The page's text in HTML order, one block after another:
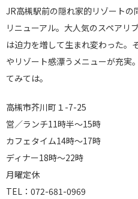
JR高槻駅前の隠れ家的リゾート
リニューアル。大人気のスペアリ
は迫力を増して生まれ変わった。
やリゾート感漂うメニューが充実
てみては。
高槻市芥川町１-7-25
営／ランチ11時半～15時
カフェタイム14時～17時
ディナー18時～22時
月曜定休
TEL：072-681-0969